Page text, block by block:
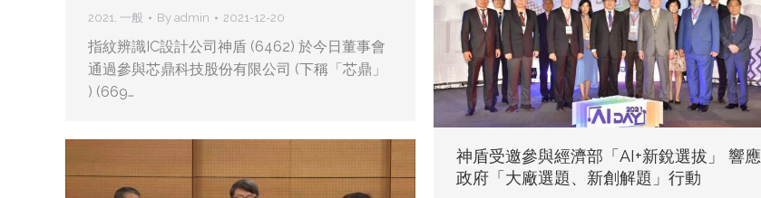
2021, 一般 By admin 2021-12-20
指紋辨識IC設計公司神盾 (6462) 於今日董事會
通過參與芯鼎科技股份有限公司 (下稱「芯鼎」
) (669…
神盾受邀參與經濟部「AI+新銳選拔」 響應
政府「大廠選題、新創解題」行動